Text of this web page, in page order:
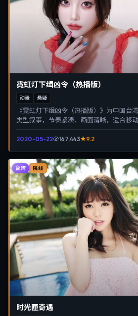
霓虹灯下缉凶令（热播版）
动漫 悬疑
《霓虹灯下缉凶令（热播版）》为中国台
类型叙事，节奏紧凑、画面清晰，适合移
2020-05-22 167,443 9.2
台湾 院线
时光匣奇遇